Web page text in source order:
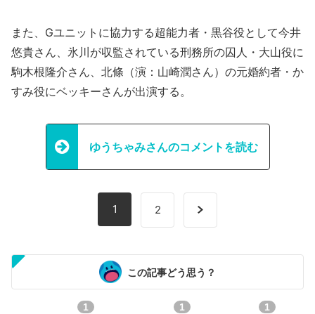
また、Gユニットに協⼒する超能⼒者・黒⾕役として今井
悠貴さん、氷川が収監されている刑務所の囚⼈・⼤⼭役に
駒⽊根隆介さん、北條（演：⼭崎潤さん）の元婚約者・か
すみ役にベッキーさんが出演する。
ゆうちゃみさんのコメントを読む
1 2
この記事どう思う？
1 1 1